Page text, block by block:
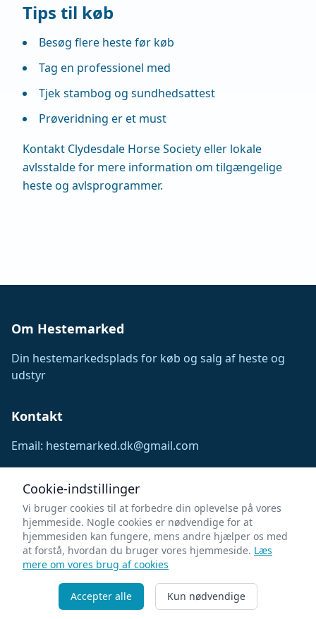
Tips til køb
Besøg flere heste før køb
Tag en professionel med
Tjek stambog og sundhedsattest
Prøveridning er et must
Kontakt Clydesdale Horse Society eller lokale
avlsstalde for mere information om tilgængelige
heste og avlsprogrammer.
Cookie-indstillinger
Vi bruger cookies til at forbedre din oplevelse på vores
hjemmeside. Nogle cookies er nødvendige for at
hjemmesiden kan fungere, mens andre hjælper os med
at forstå, hvordan du bruger vores hjemmeside. Læs
mere om vores brug af cookies
Accepter alle Kun nødvendige
Om Hestemarked
Din hestemarkedsplads for køb og salg af heste og
udstyr
Kontakt
Email: hestemarked.dk@gmail.com
Følg os
FacebookInstagram